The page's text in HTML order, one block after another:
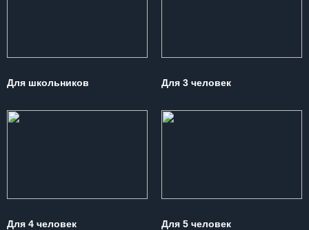
Для школьников Для 3 человек
Для 4 человек Для 5 человек